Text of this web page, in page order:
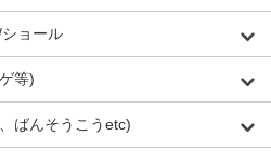
ョール
等)
ばんそうこうetc)